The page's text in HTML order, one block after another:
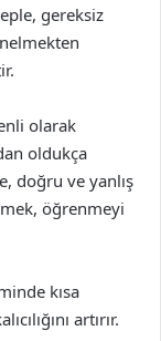
gereksiz
olarak
oldukça
doğru ve yanlış
öğrenmeyi
kısa
artırır.